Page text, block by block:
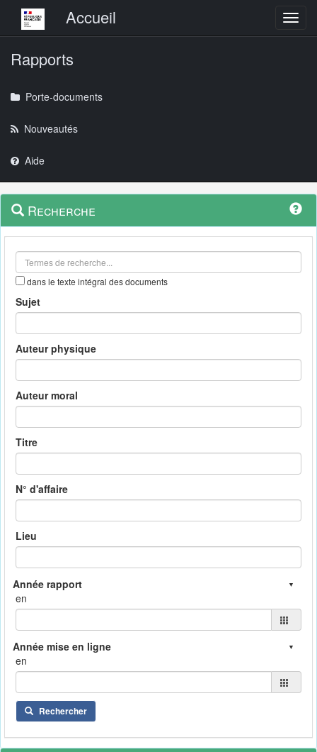
Menu principalAccueil
Rapports
Porte-documents
Nouveautés
Aide
Navigation
outils
Menu
contextuel
Recherche
dans le texte intégral des documents
Sujet
Auteur physique
Auteur moral
Titre
N° d'affaire
Lieu
en
en
Rechercher